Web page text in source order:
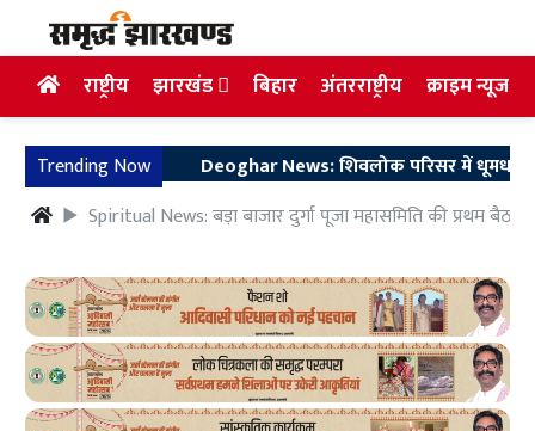
राष्ट्रीय झारखंड बिहार अंतरराष्ट्रीय क्राइम न्यूज
Trending NowDeoghar News: शिवलोक परिसर में धूमधाम से
Spiritual News: बड़ा बाजार दुर्गा पूजा महासमिति की प्रथम बैठक